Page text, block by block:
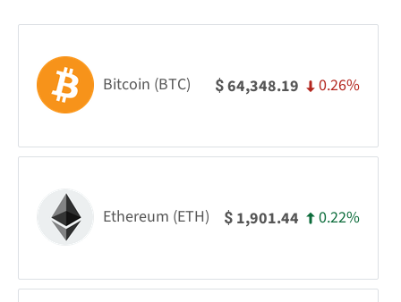
Bitcoin (BTC) $64,348.19 0.26%
Ethereum (ETH) $ 1,901.44 0.22%